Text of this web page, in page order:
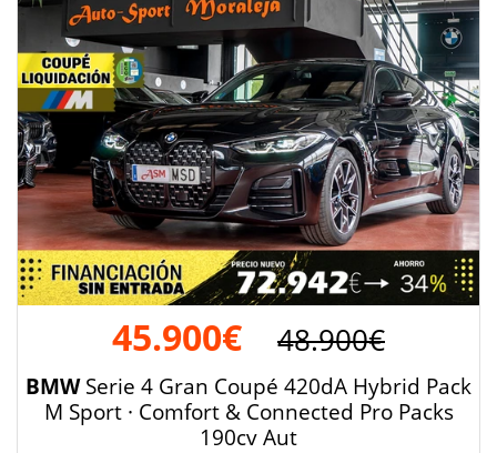
45.900€ 48.900€
BMWSerie 4 Gran Coupé 420dA Hybrid Pack
M Sport · Comfort & Connected Pro Packs
190cv Aut